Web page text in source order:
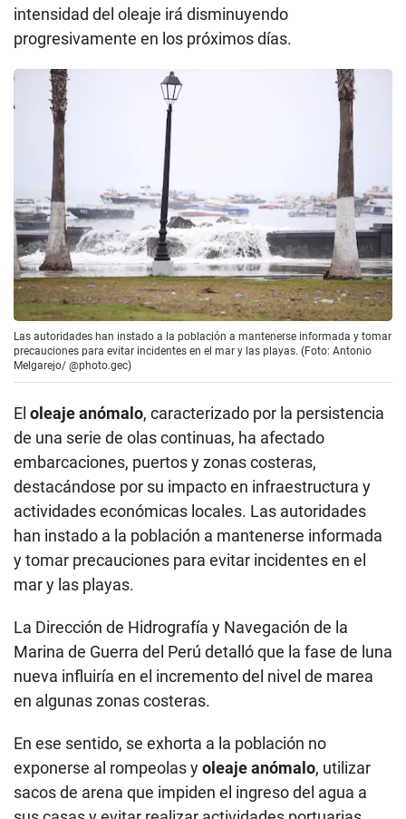
intensidad del oleaje irá disminuyendo
progresivamente en los próximos días.
Las autoridades han instado a la población a mantenerse informada y tomar
precauciones para evitar incidentes en el mar y las playas. (Foto: Antonio
Melgarejo/ @photo.gec)
El oleaje anómalo, caracterizado por la persistencia
de una serie de olas continuas, ha afectado
embarcaciones, puertos y zonas costeras,
destacándose por su impacto en infraestructura y
actividades económicas locales. Las autoridades
han instado a la población a mantenerse informada
y tomar precauciones para evitar incidentes en el
mar y las playas.
La Dirección de Hidrografía y Navegación de la
Marina de Guerra del Perú detalló que la fase de luna
nueva influiría en el incremento del nivel de marea
en algunas zonas costeras.
En ese sentido, se exhorta a la población no
exponerse al rompeolas yoleaje anómalo, utilizar
sacos de arena que impiden el ingreso del agua a